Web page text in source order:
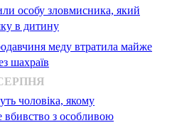
особу зловмисника, який
в дитину
меду втратила майже
шахраїв
чоловіка, якому
вбивство з особливою